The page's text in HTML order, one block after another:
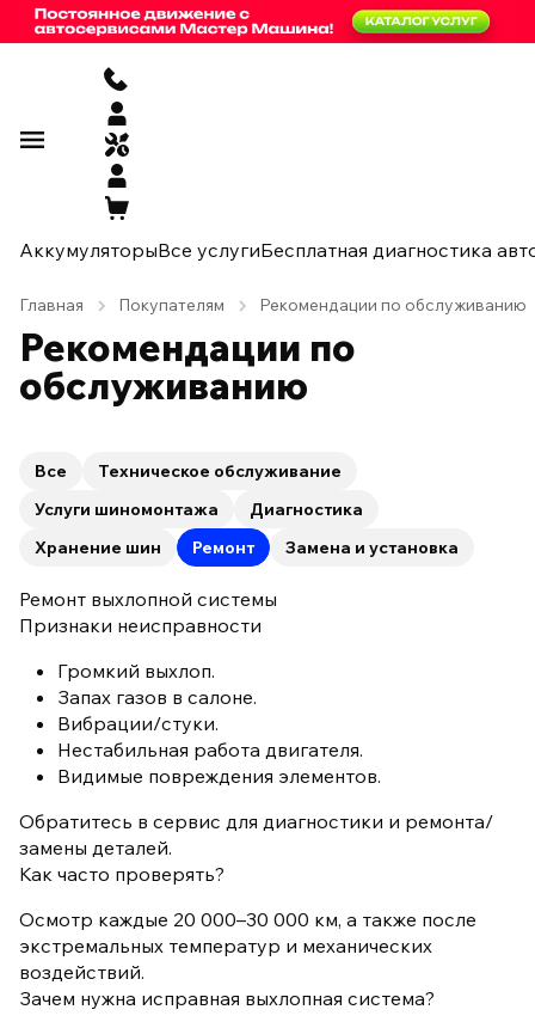
АккумуляторыВсе услугиБесплатная диагностика
Главная Покупателям Рекомендации по обслуживанию
Рекомендации по
обслуживанию
Все
Техническое обслуживание
Услуги шиномонтажа
Диагностика
Хранение шин
Ремонт Замена и установка
Ремонт выхлопной системы
Признаки неисправности
Громкий выхлоп.
Запах газов в салоне.
Вибрации/стуки.
Нестабильная работа двигателя.
Видимые повреждения элементов.
Обратитесь в сервис для диагностики и ремонта/
замены деталей.
Как часто проверять?
Осмотр каждые 20 000–30 000 км, а также после
экстремальных температур и механических
воздействий.
Зачем нужна исправная выхлопная система?